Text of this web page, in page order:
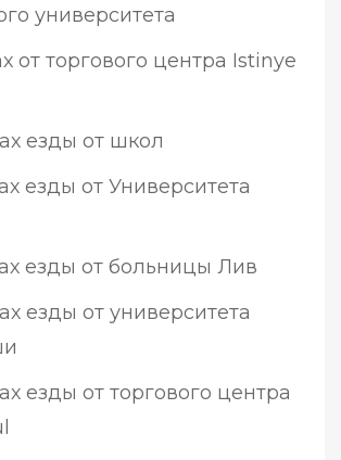
университета
от торгового центра Istinye
езды от школ
езды от Университета
езды от больницы Лив
езды от университета
езды от торгового центра